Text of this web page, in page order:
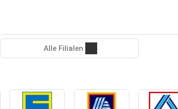
Alle Filialen